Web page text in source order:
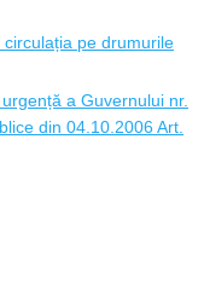
pe drumurile
a Guvernului nr.
din 04.10.2006 Art.